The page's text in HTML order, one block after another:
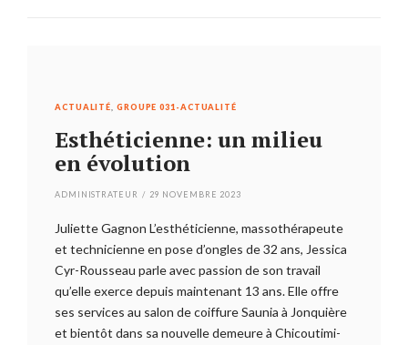
ACTUALITÉ GROUPE 031-ACTUALITÉ
Esthéticienne: un milieu
en évolution
ADMINISTRATEUR / 29 NOVEMBRE 2023
Juliette Gagnon L’esthéticienne, massothérapeute
et technicienne en pose d’ongles de 32 ans, Jessica
Cyr-Rousseau parle avec passion de son travail
qu’elle exerce depuis maintenant 13 ans. Elle offre
ses services au salon de coiffure Saunia à Jonquière
et bientôt dans sa nouvelle demeure à Chicoutimi-